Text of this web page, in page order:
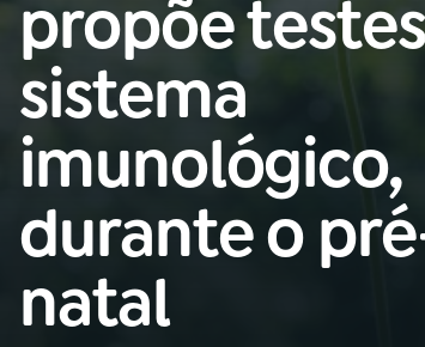
Nacional
01INÍCIO
02 A RÁDIO
PROGRAMAÇÃO
04 PROGRAMAS
propõe
sistema
imunológico,
durante o
natal